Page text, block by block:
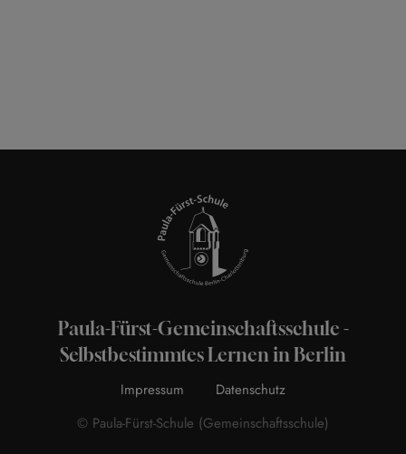
Paula-Fürst-Gemeinschaftsschule -
Selbstbestimmtes Lernen in Berlin
Impressum
Datenschutz
© Paula-Fürst-Schule (Gemeinschaftsschule)